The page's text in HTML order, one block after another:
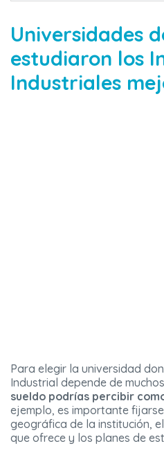
Universidades
estudiaron los
Industriales
Para elegir la universidad
Industrial depende de
sueldo podrías percibir
ejemplo, es importante
geográfica de la institución,
que ofrece y los planes de